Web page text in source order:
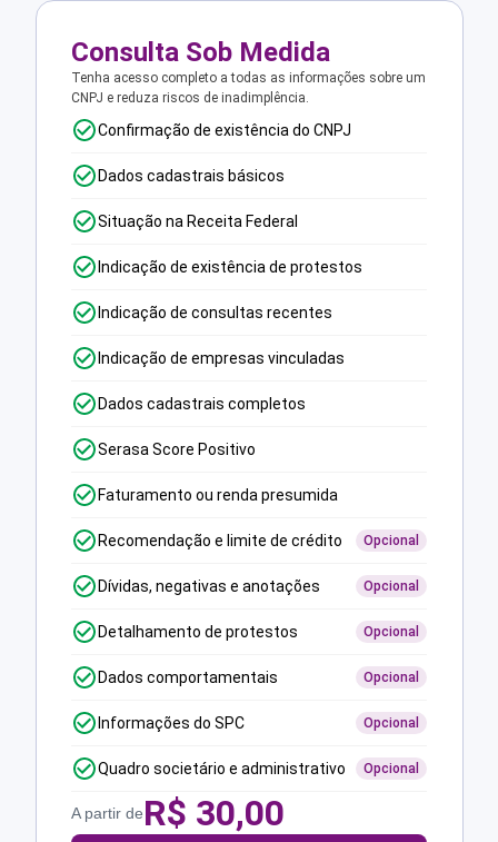
Consulta Sob Medida
Tenha acesso completo a todas as informações sobre um
CNPJ e reduza riscos de inadimplência.
Confirmação de existência do CNPJ
Dados cadastrais básicos
Situação na Receita Federal
Indicação de existência de protestos
Indicação de consultas recentes
Indicação de empresas vinculadas
Dados cadastrais completos
Serasa Score Positivo
Faturamento ou renda presumida
Recomendação e limite de crédito Opcional
Dívidas, negativas e anotações Opcional
Detalhamento de protestos Opcional
Dados comportamentais Opcional
Informações do SPC Opcional
Quadro societário e administrativo Opcional
A partir deR$ 30,00